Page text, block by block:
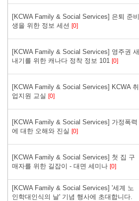
[KCWA Family & Social Services] 은퇴 준비
생을 위한 정보 세션 [0]
[KCWA Family & Social Services] 영주권 새
내기를 위한 캐나다 정착 정보 101 [0]
[KCWA Family & Social Services] KCWA 취
업지원 교실 [0]
[KCWA Family & Social Services] 가정폭력
에 대한 오해와 진실 [0]
[KCWA Family & Social Services] 첫 집 구
매자를 위한 길잡이 - 대면 세미나 [0]
[KCWA Family & Social Services] '세계 노
인학대인식의 날' 기념 행사에 초대합니다.